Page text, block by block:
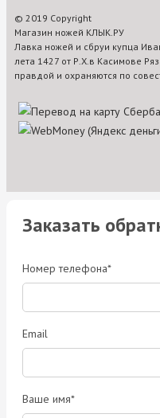
© 2019 Copyright
Магазин ножей КЛЫК.РУ
Лавка ножей и сбруи купца
лета 1427 от Р.Х.в Касимове
правдой и охраняются по
Заказать
Номер телефона*
Email
Ваше имя*